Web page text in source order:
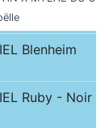
Blenheim
Ruby - Noir &